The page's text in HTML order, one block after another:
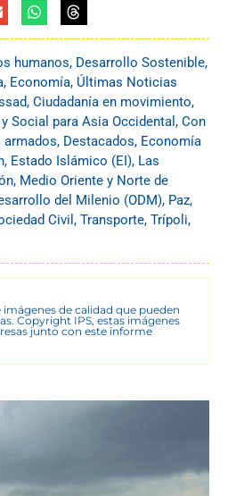
humanos, Desarrollo Sostenible,
, Economía, Últimas Noticias
, Ciudadanía en movimiento,
Social para Asia Occidental , Con
, Destacados, Economía
, Estado Islámico (EI), Las
, Medio Oriente y Norte de
del Milenio (ODM), Paz,
Civil , Transporte, Trípoli,
de calidad que pueden
Copyright IPS, estas imágenes
junto con este informe